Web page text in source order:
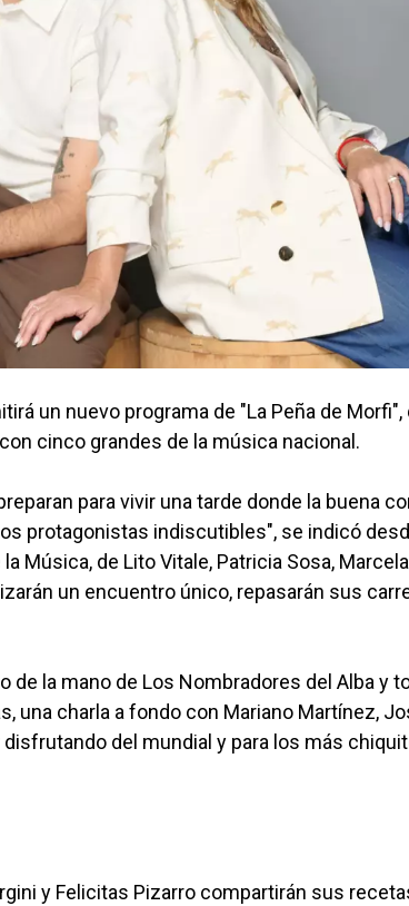
un nuevo programa de "La Peña de
cinco grandes de la música nacional.
para vivir una tarde donde la buena
protagonistas indiscutibles", se indicó
Música, de Lito Vitale, Patricia Sosa,
un encuentro único, repasarán sus
la mano de Los Nombradores del Alba y
una charla a fondo con Mariano Martínez,
del mundial y para los más
y Felicitas Pizarro compartirán sus